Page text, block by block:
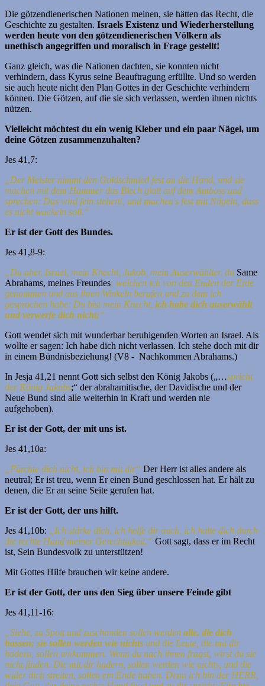
Die götzendienerischen Nationen meinen, sie hätten das Recht, die
Geschichte zu gestalten. Israels Existenz und Wiederherstellung
werden heute von den götzendienerischen Völkern als
unethisch angegriffen und moralisch in Frage gestellt!
Ganz gleich, was die Nationen dachten, sie konnten nicht
verhindern, dass Kyrus seine Beauftragung erfüllte. Und so werden
sie auch heute nicht den Plan Gottes in der Geschichte verhindern
können. Die Götzen, auf die sie sich verlassen, werden ihnen nichts
nützen.
Vielleicht möchtest du ein wenig Kleber und ein paar Nägel, um
deine Götzen zusammenzuhalten?
Jes 41,7:
„Der Meister nimmt den Goldschmied fest an die Hand, und sie
machen mit dem Hammer das Blech glatt auf dem Amboss und
sprechen: Das wird fein stehen!, und machen's fest mit Nägeln, dass
es nicht wackeln soll.“
Er ist der Gott des Bundes.
Jes 41,8-9:
„Du aber, Israel, mein Knecht, Jakob, mein Auserwählter, du Same
Abrahams, meines Freundes; welchen ich von den Enden der Erde
genommen und aus ihren Winkeln berufen und zu dem ich
gesprochen habe: Du bist mein Knecht, ich habe dich auserwählt
und verwerfe dich nicht;“
Gott wendet sich mit wunderbar beruhigenden Worten an Israel. Als
wollte er sagen: Ich habe dich nicht verlassen. Ich stehe doch mit dir
in einem Bündnisbeziehung! (V8 - Nachkommen Abrahams.)
In Jesja 41,21 nennt Gott sich selbst den König Jakobs („…spricht
der König Jakobs;“ der abrahamitische, der Davidische und der
Neue Bund sind alle weiterhin in Kraft und werden nie
aufgehoben).
Er ist der Gott, der mit uns ist.
Jes 41,10a:
„Fürchte dich nicht, ich bin mit dir“ Der Herr ist alles andere als
neutral; Er ist treu, wenn Er einen Bund geschlossen hat. Er hält zu
denen, die Er an seine Seite gerufen hat.
Er ist der Gott, der uns hilft.
Jes 41,10b: „Ich stärke dich, ich helfe dir auch, ich halte dich durch
die rechte Hand meiner Gerechtigkeit.“ Gott sagt, dass er im Recht
ist, Sein Bundesvolk zu unterstützen!
Mit Gottes Hilfe brauchen wir keine andere.
Er ist der Gott, der uns den Sieg über unsere Feinde gibt
Jes 41,11-16:
„Siehe, zu Spott und zuschanden sollen werden alle, die dich
hassen; sie sollen werden wie nichts und die Leute, die mit dir
hadern, sollen umkommen. Wenn du nach ihnen fragst, wirst du sie
nicht finden. Die mit dir hadern, sollen werden wie nichts, und die
wider dich streiten, sollen ein Ende haben. Denn ich bin der HERR,